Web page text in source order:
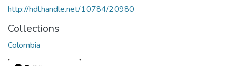
http://hdl.handle.net/10784/20980
Collections
Colombia